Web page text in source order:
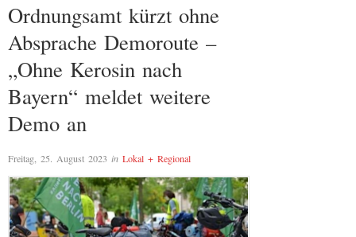
Ordnungsamt kürzt ohne
Absprache Demoroute –
„Ohne Kerosin nach
Bayern“ meldet weitere
Demo an
Freitag, 25. August 2023 in Lokal + Regional